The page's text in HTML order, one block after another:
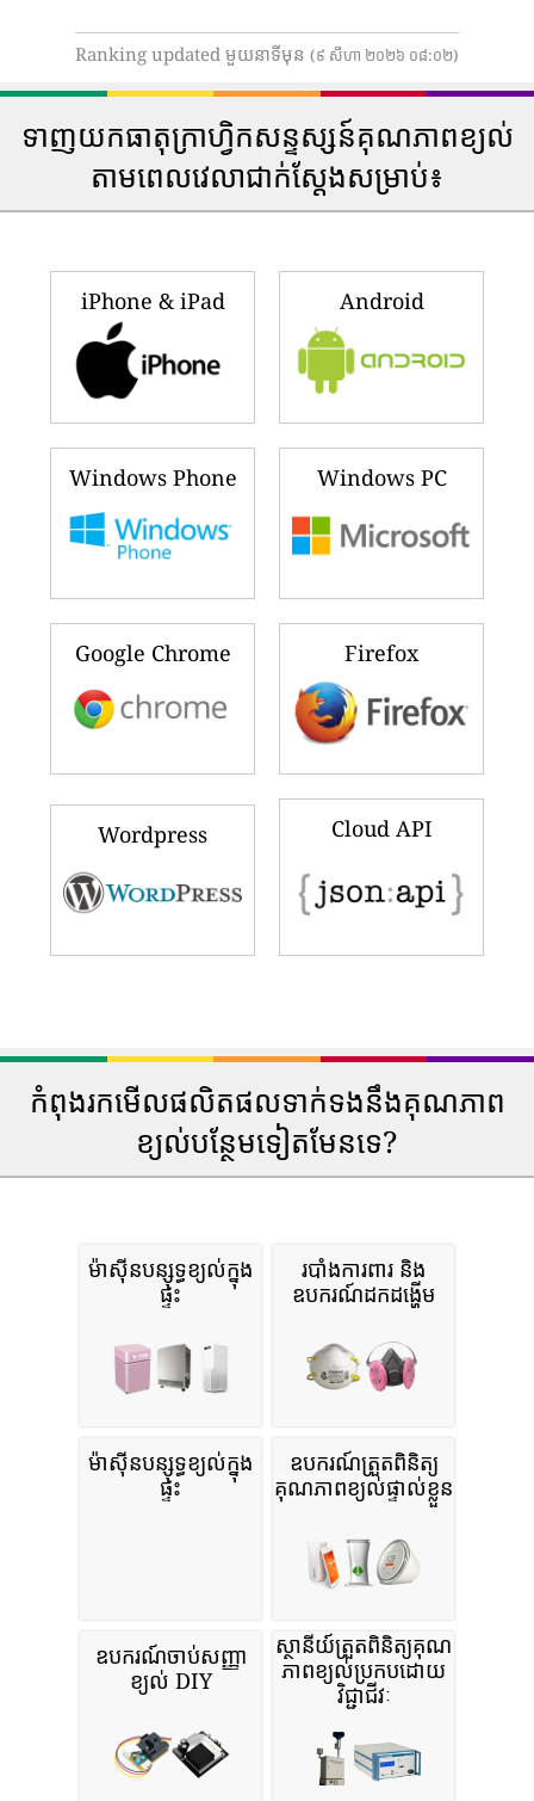
Ranking updated មួយនាទីមុន (៩ សីហា ២០២៦ ០៨:០២)
ទាញយកធាតុក្រាហ្វិកសន្ទស្សន៍គុណភាពខ្យល់
តាមពេលវេលាជាក់ស្តែងសម្រាប់៖
iPhone & iPad Android
Windows Phone Windows PC
Google Chrome Firefox
Wordpress Cloud API
កំពុងរកមើលផលិតផលទាក់ទងនឹងគុណភាព
ខ្យល់បន្ថែមទៀតមែនទេ?
ម៉ាស៊ីនបន្សុទ្ធខ្យល់ក្នុង
ផ្ទះ
របាំងការពារ និង
ឧបករណ៍ដកដង្ហើម
ម៉ាស៊ីនបន្សុទ្ធខ្យល់ក្នុង
ផ្ទះ
ឧបករណ៍ត្រួតពិនិត្យ
គុណភាពខ្យល់ផ្ទាល់ខ្លួន
ឧបករណ៍ចាប់សញ្ញា
ខ្យល់ DIY
ស្ថានីយ៍ត្រួតពិនិត្យគុណ
ភាពខ្យល់ប្រកបដោយ
វិជ្ជាជីវៈ